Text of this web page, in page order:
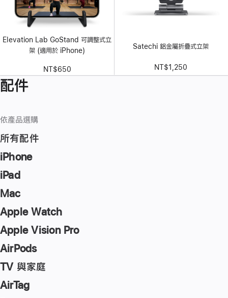
Elevation Lab GoStand 可調整式立
架 (適用於 iPhone)
NT$650
Satechi 鋁金屬折疊式立架
NT$1,250
配件
依產品選購
所有配件
iPhone
iPad
Mac
Apple Watch
Apple Vision Pro
AirPods
TV 與家庭
AirTag